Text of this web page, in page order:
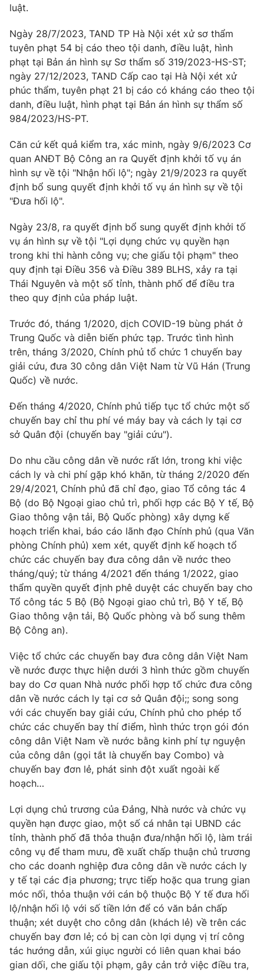
luật.
Ngày 28/7/2023, TAND TP Hà Nội xét xử sơ thẩm
tuyên phạt 54 bị cáo theo tội danh, điều luật, hình
phạt tại Bản án hình sự Sơ thẩm số 319/2023-HS-ST;
ngày 27/12/2023, TAND Cấp cao tại Hà Nội xét xử
phúc thẩm, tuyên phạt 21 bị cáo có kháng cáo theo tội
danh, điều luật, hình phạt tại Bản án hình sự thẩm số
984/2023/HS-PT.
Căn cứ kết quả kiểm tra, xác minh, ngày 9/6/2023 Cơ
quan ANĐT Bộ Công an ra Quyết định khởi tố vụ án
hình sự về tội "Nhận hối lộ"; ngày 21/9/2023 ra quyết
định bổ sung quyết định khởi tố vụ án hình sự về tội
"Đưa hối lộ".
Ngày 23/8, ra quyết định bổ sung quyết định khởi tố
vụ án hình sự về tội "Lợi dụng chức vụ quyền hạn
trong khi thi hành công vụ; che giấu tội phạm" theo
quy định tại Điều 356 và Điều 389 BLHS, xảy ra tại
Thái Nguyên và một số tỉnh, thành phố để điều tra
theo quy định của pháp luật.
Trước đó, tháng 1/2020, dịch COVID-19 bùng phát ở
Trung Quốc và diễn biến phức tạp. Trước tình hình
trên, tháng 3/2020, Chính phủ tổ chức 1 chuyến bay
giải cứu, đưa 30 công dân Việt Nam từ Vũ Hán (Trung
Quốc) về nước.
Đến tháng 4/2020, Chính phủ tiếp tục tổ chức một số
chuyến bay chỉ thu phí vé máy bay và cách ly tại cơ
sở Quân đội (chuyến bay "giải cứu").
Do nhu cầu công dân về nước rất lớn, trong khi việc
cách ly và chi phí gặp khó khăn, từ tháng 2/2020 đến
29/4/2021, Chính phủ đã chỉ đạo, giao Tổ công tác 4
Bộ (do Bộ Ngoại giao chủ trì, phối hợp các Bộ Y tế, Bộ
Giao thông vận tải, Bộ Quốc phòng) xây dựng kế
hoạch triển khai, báo cáo lãnh đạo Chính phủ (qua Văn
phòng Chính phủ) xem xét, quyết định kế hoạch tổ
chức các chuyến bay đưa công dân về nước theo
tháng/quý; từ tháng 4/2021 đến tháng 1/2022, giao
thẩm quyền quyết định phê duyệt các chuyến bay cho
Tổ công tác 5 Bộ (Bộ Ngoại giao chủ trì, Bộ Y tế, Bộ
Giao thông vận tải, Bộ Quốc phòng và bổ sung thêm
Bộ Công an).
Việc tổ chức các chuyến bay đưa công dân Việt Nam
về nước được thực hiện dưới 3 hình thức gồm chuyến
bay do Cơ quan Nhà nước phối hợp tố chức đưa công
dân về nước cách ly tại cơ sở Quân đội;; song song
với các chuyến bay giải cứu, Chính phủ cho phép tổ
chức các chuyến bay thí điểm, hình thức trọn gói đón
công dân Việt Nam về nước bằng kinh phí tự nguyện
của công dân (gọi tắt là chuyến bay Combo) và
chuyến bay đơn lẻ, phát sinh đột xuất ngoài kế
hoạch…
Lợi dụng chủ trương của Đảng, Nhà nước và chức vụ
quyền hạn được giao, một số cá nhân tại UBND các
tỉnh, thành phố đã thỏa thuận đưa/nhận hối lộ, làm trái
công vụ để tham mưu, đề xuất chấp thuận chủ trương
cho các doanh nghiệp đưa công dân về nước cách ly
y tế tại các địa phương; trực tiếp hoặc qua trung gian
móc nối, thỏa thuận với cán bộ thuộc Bộ Y tế đưa hối
lộ/nhận hối lộ với số tiền lớn để có văn bản chấp
thuận; xét duyệt cho công dân (khách lẻ) về trên các
chuyến bay đơn lẻ; có bị can còn lợi dụng vị trí công
tác hướng dẫn, xúi giục người có liên quan khai báo
gian dối, che giấu tội phạm, gây cản trở việc điều tra,